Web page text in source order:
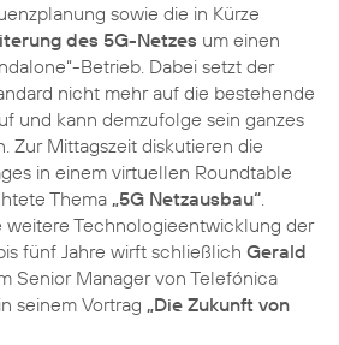
sowie die in Kürze
des 5G-Netzes um einen
Betrieb. Dabei setzt der
nicht mehr auf die bestehende
und kann demzufolge sein ganzes
Zur Mittagszeit diskutieren die
in einem virtuellen Roundtable
Thema „5G Netzausbau“.
weitere Technologieentwicklung der
fünf Jahre wirft schließlich Gerald
Senior Manager von Telefónica
in seinem Vortrag „Die Zukunft von